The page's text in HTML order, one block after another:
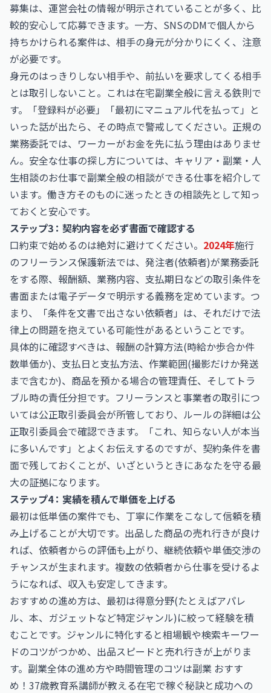
募集は、運営会社の情報が明示されていることが多く、比
較的安心して応募できます。一方、SNSのDMで個人から
持ちかけられる案件は、相手の身元が分かりにくく、注意
が必要です。
身元のはっきりしない相手や、前払いを要求してくる相手
とは取引しないこと。これは在宅副業全般に言える鉄則で
す。「登録料が必要」「最初にマニュアル代を払って」と
いった話が出たら、その時点で警戒してください。正規の
業務委託では、ワーカーがお金を先に払う理由はありませ
ん。安全な仕事の探し方については、 キャリア・副業・人
生相談のお仕事で副業全般の相談ができる仕事を紹介して
います。働き方そのものに迷ったときの相談先として知っ
ておくと安心です。
ステップ3：契約内容を必ず書面で確認する
口約束で始めるのは絶対に避けてください。 2024年施行
のフリーランス保護新法では、発注者(依頼者)が業務委託
をする際、報酬額、業務内容、支払期日などの取引条件を
書面または電子データで明示する義務を定めています。つ
まり、「条件を文書で出さない依頼者」は、それだけで法
律上の問題を抱えている可能性があるということです。
具体的に確認すべきは、報酬の計算方法(時給か歩合か件
数単価か)、支払日と支払方法、作業範囲(撮影だけか発送
まで含むか)、商品を預かる場合の管理責任、そしてトラ
ブル時の責任分担です。フリーランスと事業者の取引につ
いては公正取引委員会が所管しており、ルールの詳細は公
正取引委員会で確認できます。「これ、知らない人が本当
に多いんです」とよくお伝えするのですが、契約条件を書
面で残しておくことが、いざというときにあなたを守る最
大の証拠になります。
ステップ4：実績を積んで単価を上げる
最初は低単価の案件でも、丁寧に作業をこなして信頼を積
み上げることが大切です。出品した商品の売れ行きが良け
れば、依頼者からの評価も上がり、継続依頼や単価交渉の
チャンスが生まれます。複数の依頼者から仕事を受けるよ
うになれば、収入も安定してきます。
おすすめの進め方は、最初は得意分野(たとえばアパレ
ル、本、ガジェットなど特定ジャンル)に絞って経験を積
むことです。ジャンルに特化すると相場観や検索キーワー
ドのコツがつかめ、出品スピードと売れ行きが上がりま
す。副業全体の進め方や時間管理のコツは副業 おすす
め！37歳教育系講師が教える在宅で稼ぐ秘訣と成功への